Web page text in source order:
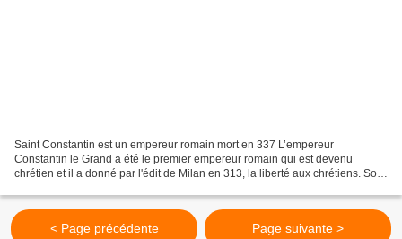
Saint Constantin est un empereur romain mort en 337 L’empereur
Constantin le Grand a été le premier empereur romain qui est devenu
chrétien et il a donné par l'édit de Milan en 313, la liberté aux chrétiens. Son
< Page précédente Page suivante >